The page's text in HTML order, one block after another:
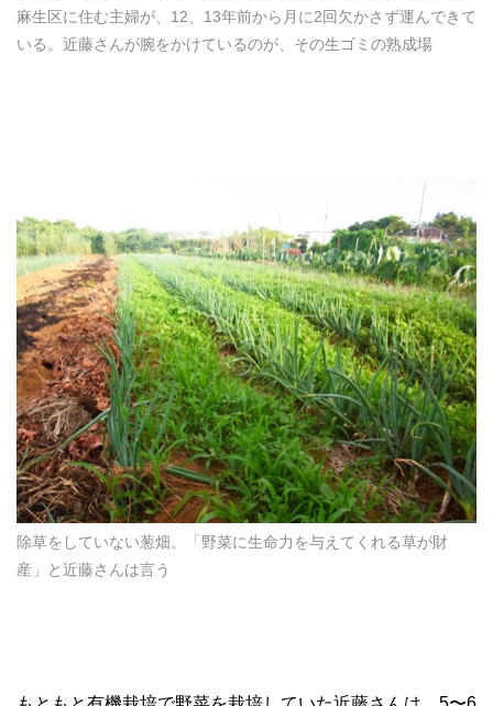
麻生区に住む主婦が、12、13年前から月に2回欠かさず運んできて
いる。近藤さんが腕をかけているのが、その生ゴミの熟成場
除草をしていない葱畑。「野菜に生命力を与えてくれる草が財
産」と近藤さんは言う